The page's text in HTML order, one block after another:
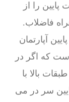
را از
فاضلاب.
آپارتمان
که اگر در
بالا با
سر در می